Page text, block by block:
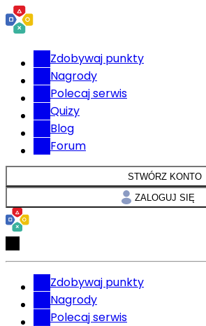
Zdobywaj punkty
Nagrody
Polecaj serwis
Quizy
Blog
Forum
STWÓRZ KONTO
ZALOGUJ SIĘ
Zdobywaj punkty
Nagrody
Polecaj serwis